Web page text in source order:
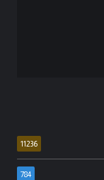
11236
784